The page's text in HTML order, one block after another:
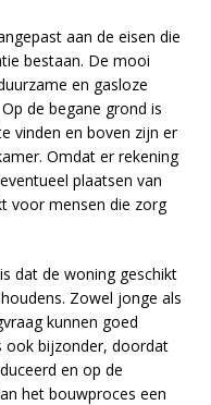
aan de eisen die
bestaan. De mooi
en gasloze
de begane grond is
vinden en boven zijn er
Omdat er rekening
plaatsen van
voor mensen die zorg
dat de woning geschikt
Zowel jonge als
kunnen goed
ook bijzonder, doordat
en op de
het bouwproces een